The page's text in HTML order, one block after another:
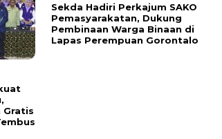
Gratis
Sekda Hadiri Perkajum SAKO
Pemasyarakatan, Dukung
Pembinaan Warga Binaan di
Lapas Perempuan Gorontalo